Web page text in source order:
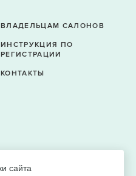
сайта
ВЛАДЕЛЬЦАМ САЛОНОВ
ИНСТРУКЦИЯ ПО
РЕГИСТРАЦИИ
КОНТАКТЫ